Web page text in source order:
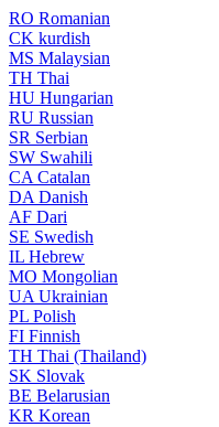
RO Romanian
CK kurdish
MS Malaysian
TH Thai
HU Hungarian
RU Russian
SR Serbian
SW Swahili
CA Catalan
DA Danish
AF Dari
SE Swedish
IL Hebrew
MO Mongolian
UA Ukrainian
PL Polish
FI Finnish
TH Thai (Thailand)
SK Slovak
BE Belarusian
KR Korean